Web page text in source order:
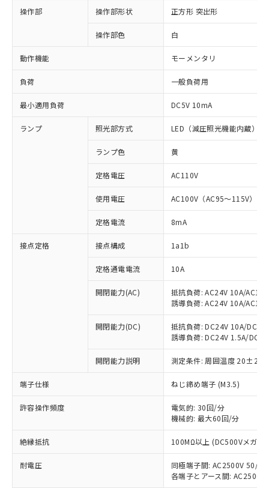
操作部 操作部形状 正方形 突出形
操作部色 白
動作機能 モーメンタリ
負荷 一般負荷用
最小適用負荷 DC5V 10mA
ランプ 照光部方式 LED（減圧照光機能内蔵）
ランプ色 黄
定格電圧 AC110V
使用電圧 AC100V（AC95～115V）
定格電流 8mA
接点定格 接点構成 1a1b
定格通電電流 10A
開閉能力(AC)
抵抗負荷: AC24V 10A/
誘導負荷: AC24V 10A/
開閉能力(DC)
抵抗負荷: DC24V 10A/
誘導負荷: DC24V 1.5A/
開閉能力説明 測定条件: 周囲温度 20±2℃
端子仕様 ねじ締め端子 (M3.5)
許容操作頻度
電気的: 30回/分
機械的: 最大60回/分
絶縁抵抗 100MΩ以上 (DC500Vメガ)
耐電圧
同極端子間: AC2500V 50/
各端子とアース間:
ご利用条件
以下の条件をお読みいただき、同意のうえ
ご利用ください。
本サービスは、当社制御機器事業取扱
商品の当社在庫状況および標準価格
(税抜)を提供させていただくもので
当社制御機器事業取扱商品の中には、
本サービスの対象外となる商品もある
在庫状況および標準価格照会結果は、
※1 対応状況
対応済み：EU RoHS指令（10物質）の
非含有に対応した製品が提供可能な商品で
対応予定：EU RoHS指令（10物質）の非含
有に対応した製品に切り替える予定のある
対応予定なし：EU RoHS指令（10物質）の
非含有に非対応の商品で、対応品を出す予
調査・確認中：EU RoHS指令（10物質）の
非含有の対応状況を調査中または確認中の
商品です。
非該当品：ライセンス料など無形物で、有
害物質有無と関係のない商品です。
仕入先様の事情により、非含有部品として
いたものが、含有品と判明した場合などや
むを得ず変更することがあります。
「○」：最大均質材料含有率が中国RoHSの
基準値以下であることを示します。
「×」：最大均質材料含有率が中国RoHSの
基準値を超えていることを示します。
「－」：未確認です。当社販売部門へお問
当社は、これら貴社製品のうち、外国
為替および外国貿易法に定める商品
（以下｢規制貨物等」という）を輸出